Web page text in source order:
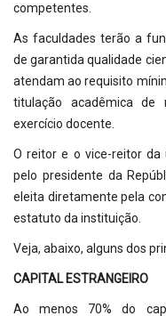
competentes.
As faculdades terão a
de garantida qualidade
atendam ao requisito
titulação acadêmica
exercício docente.
O reitor e o vice-reitor da
pelo presidente da
eleita diretamente pela
estatuto da instituição.
Veja, abaixo, alguns dos
CAPITAL ESTRANGEIRO
Ao menos 70% do